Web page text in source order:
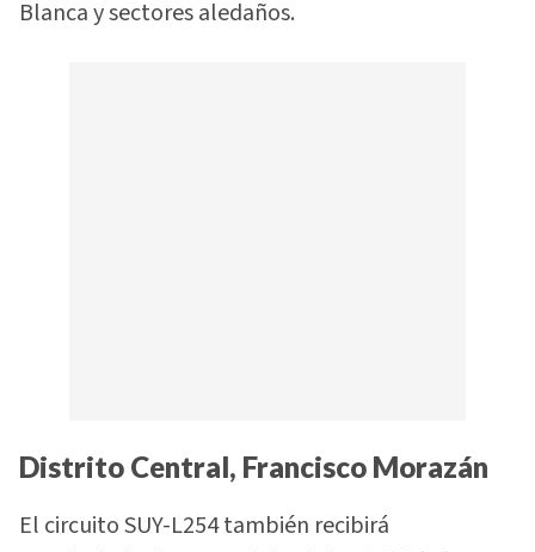
Blanca y sectores aledaños.
Distrito Central, Francisco Morazán
El circuito SUY-L254 también recibirá